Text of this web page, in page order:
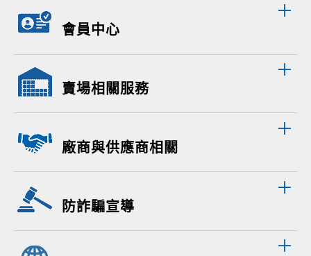
會員中心
賣場相關服務
廠商與供應商相關
防詐騙宣導